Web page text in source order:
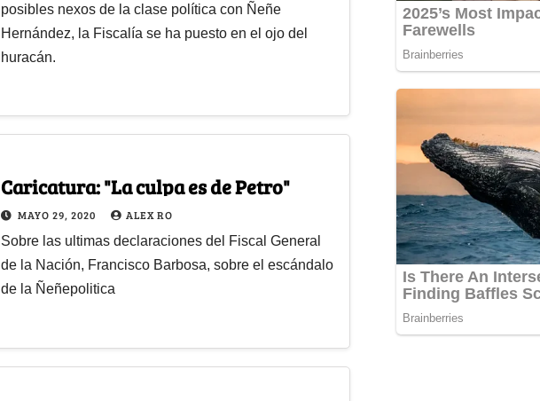
posibles nexos de la clase política con Ñeñe
Hernández, la Fiscalía se ha puesto en el ojo del
huracán.
Caricatura: "La culpa es de Petro"
MAYO 29, 2020 ALEX RO
Sobre las ultimas declaraciones del Fiscal General
de la Nación, Francisco Barbosa, sobre el escándalo
de la Ñeñepolitica